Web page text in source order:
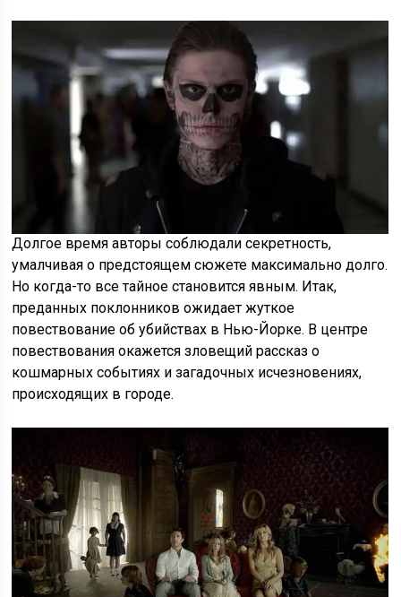
Долгое время авторы соблюдали секретность,
умалчивая о предстоящем сюжете максимально долго.
Но когда-то все тайное становится явным. Итак,
преданных поклонников ожидает жуткое
повествование об убийствах в Нью-Йорке. В центре
повествования окажется зловещий рассказ о
кошмарных событиях и загадочных исчезновениях,
происходящих в городе.